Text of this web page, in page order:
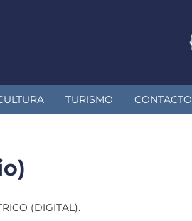
TURISMO CONTACTO
(DIGITAL).